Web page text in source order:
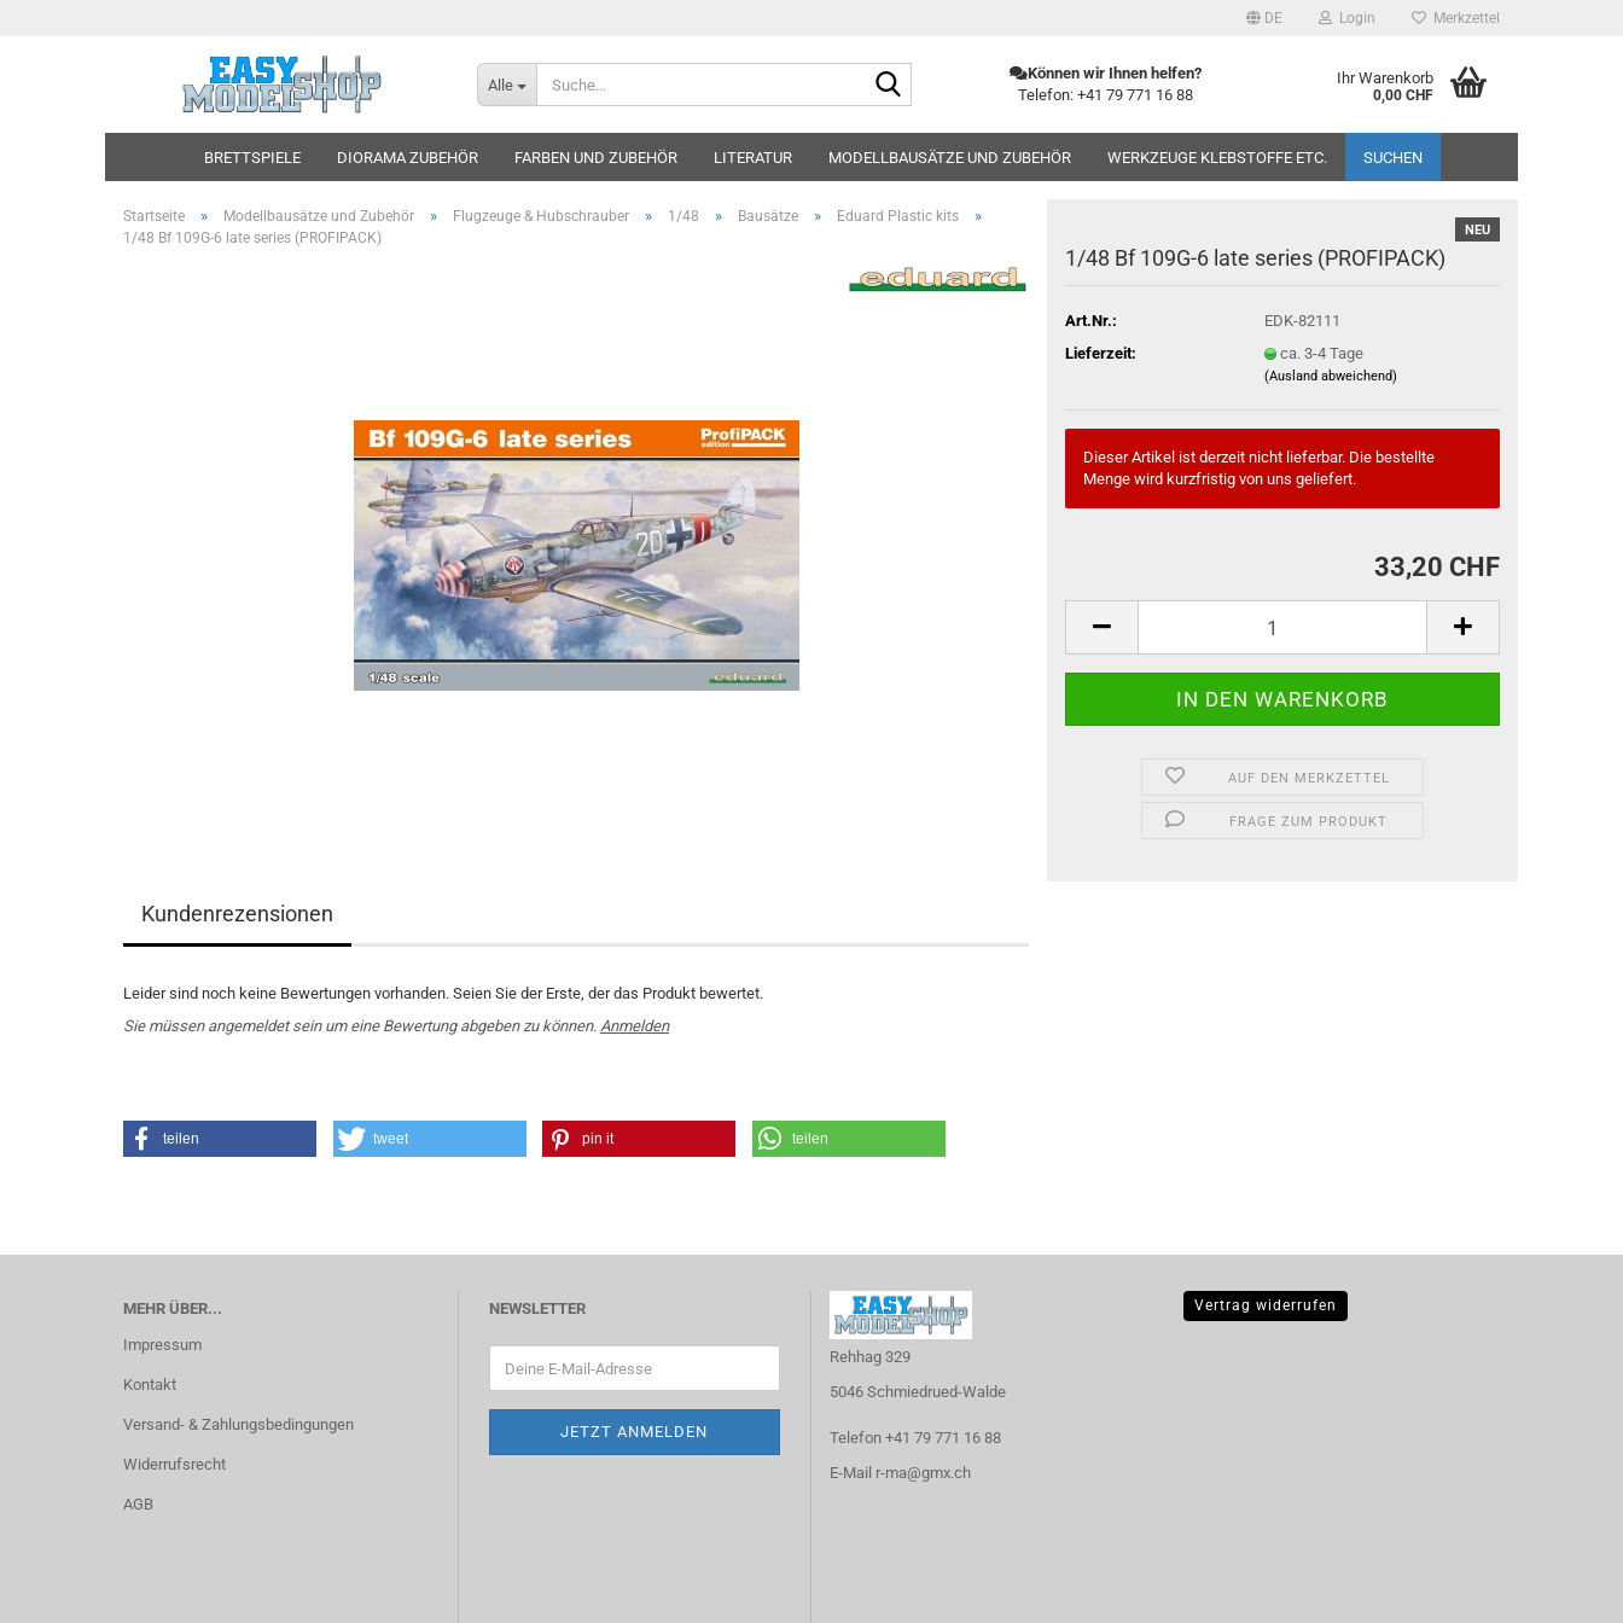
DE Login Merkzettel
Alle
Können wir Ihnen helfen?
Telefon: +41 79 771 16 88
Ihr Warenkorb
0,00 CHF
BRETTSPIELE DIORAMA ZUBEHÖR FARBEN UND ZUBEHÖR LITERATUR MODELLBAUSÄTZE UND ZUBEHÖR WERKZEUGE KLEBSTOFFE ETC. SUCHEN
Startseite » Modellbausätze und Zubehör » Flugzeuge & Hubschrauber » 1/48 » Bausätze » Eduard Plastic kits »
1/48 Bf 109G-6 late series (PROFIPACK) NEU
1/48 Bf 109G-6 late series (PROFIPACK)
Art.Nr.:
EDK-82111
Lieferzeit:
ca. 3-4 Tage
(Ausland abweichend)
Dieser Artikel ist derzeit nicht lieferbar. Die bestellte
Menge wird kurzfristig von uns geliefert.
33,20 CHF
AUF DEN MERKZETTEL
FRAGE ZUM PRODUKT
Kundenrezensionen
Leider sind noch keine Bewertungen vorhanden. Seien Sie der Erste, der das Produkt bewertet.
Sie müssen angemeldet sein um eine Bewertung abgeben zu können. Anmelden
teilen tweet pin it teilen
MEHR ÜBER...
Impressum
Kontakt
Versand- & Zahlungsbedingungen
Widerrufsrecht
AGB
NEWSLETTER
Rehhag 329
5046 Schmiedrued-Walde
Telefon +41 79 771 16 88
E-Mail r-ma@gmx.ch
Vertrag widerrufen